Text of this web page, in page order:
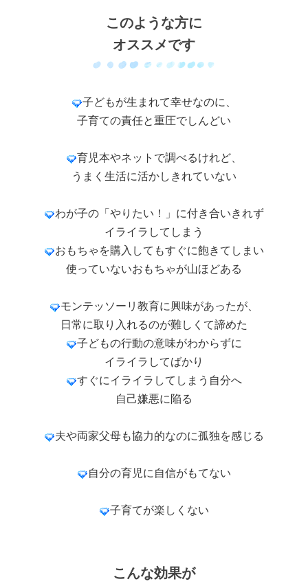
このような方に
オススメです
子どもが生まれて幸せなのに、
子育ての責任と重圧でしんどい
育児本やネットで調べるけれど、
うまく生活に活かしきれていない
わが子の「やりたい！」に付き合いきれず
イライラしてしまう
おもちゃを購入してもすぐに飽きてしまい
使っていないおもちゃが山ほどある
モンテッソーリ教育に興味があったが、
日常に取り入れるのが難しくて諦めた
子どもの行動の意味がわからずに
イライラしてばかり
すぐにイライラしてしまう自分へ
自己嫌悪に陥る
夫や両家父母も協力的なのに孤独を感じる
自分の育児に自信がもてない
子育てが楽しくない
こんな効果が